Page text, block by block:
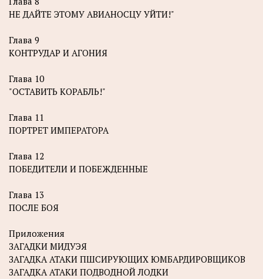
НЕ ДАЙТЕ ЭТОМУ АВИАНОСЦУ УЙТИ!"
Глава 9
КОНТРУДАР И АГОНИЯ
Глава 10
"ОСТАВИТЬ КОРАБЛЬ!"
Глава 11
ПОРТРЕТ ИМПЕРАТОРА
Глава 12
ПОБЕДИТЕЛИ И ПОБЕЖДЕННЫЕ
Глава 13
ПОСЛЕ БОЯ
Приложения
ЗАГАДКИ МИДУЭЯ
ЗАГАДКА АТАКИ ПШСИРУЮЩИХ ЮМБАРДИРОВЩИКОВ
ЗАГАДКА АТАКИ ПОДВОДНОЙ ЛОДКИ